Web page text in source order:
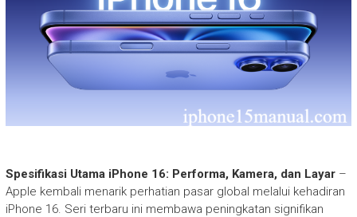
Spesifikasi Utama iPhone 16: Performa, Kamera, dan Layar–
Apple kembali menarik perhatian pasar global melalui kehadiran
iPhone 16. Seri terbaru ini membawa peningkatan signifikan